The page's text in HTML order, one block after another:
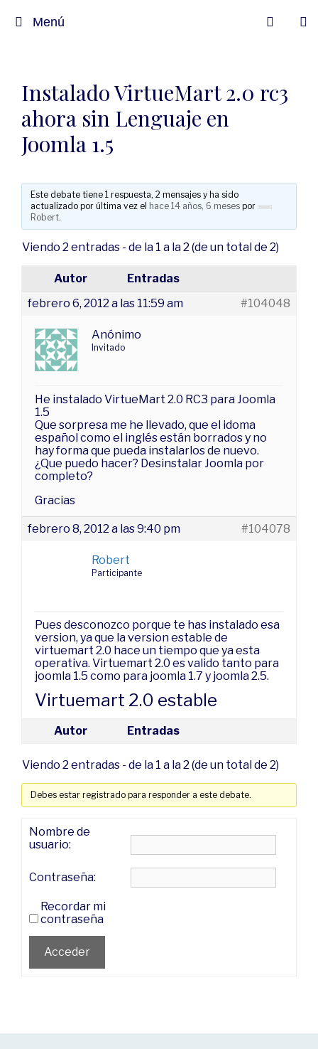
Menú
Instalado VirtueMart 2.0 rc3
ahora sin Lenguaje en
Joomla 1.5
Este debate tiene 1 respuesta, 2 mensajes y ha sido
actualizado por última vez el hace 14 años, 6 mesespor
Robert.
Viendo 2 entradas - de la 1 a la 2 (de un total de 2)
Autor
Entradas
febrero 6, 2012 a las 11:59 am
#104048
Anónimo
Invitado
He instalado VirtueMart 2.0 RC3 para Joomla
1.5
Que sorpresa me he llevado, que el idoma
español como el inglés están borrados y no
hay forma que pueda instalarlos de nuevo.
¿Que puedo hacer? Desinstalar Joomla por
completo?
Gracias
febrero 8, 2012 a las 9:40 pm #104078
Robert
Participante
Pues desconozco porque te has instalado esa
version, ya que la version estable de
virtuemart 2.0 hace un tiempo que ya esta
operativa. Virtuemart 2.0 es valido tanto para
joomla 1.5 como para joomla 1.7 y joomla 2.5.
Virtuemart 2.0 estable
Autor Entradas
Viendo 2 entradas - de la 1 a la 2 (de un total de 2)
Debes estar registrado para responder a este debate.
Nombre de
usuario:
Contraseña:
Recordar mi
contraseña
Acceder